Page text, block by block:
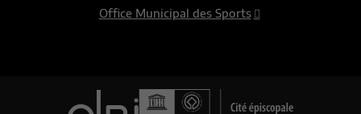
Office Municipal des Sports